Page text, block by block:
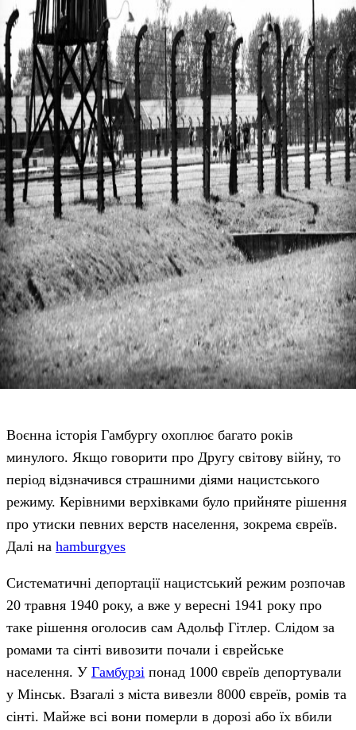
Воєнна історія Гамбургу охоплює багато років
минулого. Якщо говорити про Другу світову війну, то
період відзначився страшними діями нацистського
режиму. Керівними верхівками було прийняте рішення
про утиски певних верств населення, зокрема євреїв.
Далі на hamburgyes
Систематичні депортації нацистський режим розпочав
20 травня 1940 року, а вже у вересні 1941 року про
таке рішення оголосив сам Адольф Гітлер. Слідом за
ромами та сінті вивозити почали і єврейське
населення. У Гамбурзі понад 1000 євреїв депортували
у Мінськ. Взагалі з міста вивезли 8000 євреїв, ромів та
сінті. Майже всі вони померли в дорозі або їх вбили